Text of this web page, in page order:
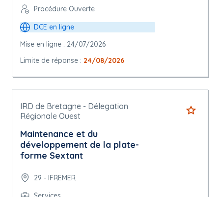
Procédure Ouverte
DCE en ligne
Mise en ligne : 24/07/2026
Limite de réponse : 24/08/2026
IRD de Bretagne - Délegation
Régionale Ouest
Maintenance et du
développement de la plate-
forme Sextant
29 - IFREMER